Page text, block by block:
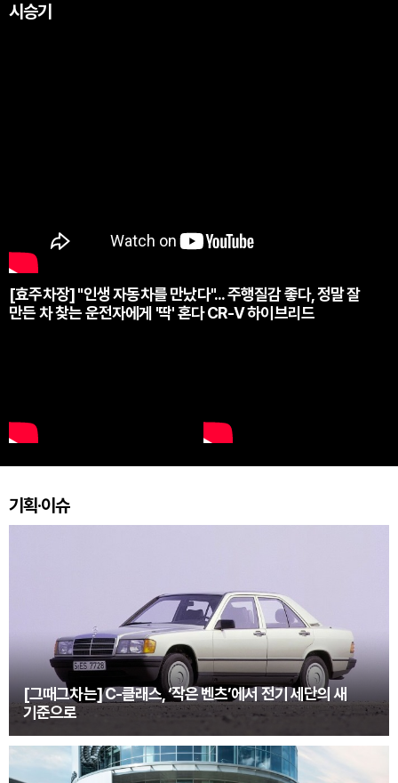
시승기
[효주차장] "인생 자동차를 만났다"... 주행질감 좋다, 정말 잘
만든 차 찾는 운전자에게 '딱' 혼다 CR-V 하이브리드
기획·이슈
[그때그차는] C-클래스, ‘작은 벤츠’에서 전기 세단의 새
기준으로